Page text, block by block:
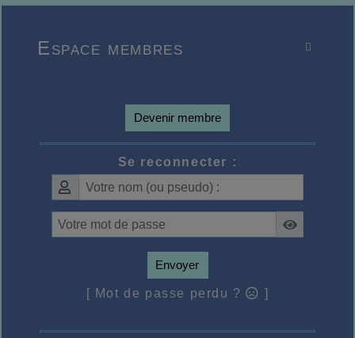

Espace membres
Devenir membre
Se reconnecter :
Envoyer
[ Mot de passe perdu ? ]